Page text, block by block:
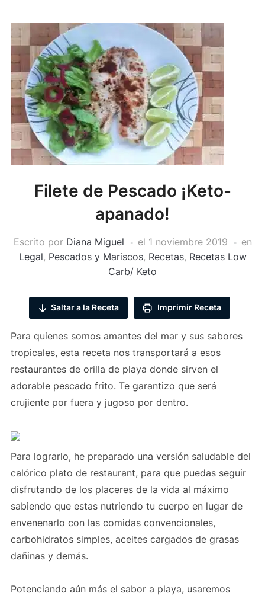
Filete de Pescado ¡Keto-
apanado!
Escrito por Diana Miguel el 1 noviembre 2019
en
Legal, Pescados y Mariscos, Recetas, Recetas Low
Carb/ Keto
Saltar a la Receta Imprimir Receta
Para quienes somos amantes del mar y sus sabores
tropicales, esta receta nos transportará a esos
restaurantes de orilla de playa donde sirven el
adorable pescado frito. Te garantizo que será
crujiente por fuera y jugoso por dentro.
Para lograrlo, he preparado una versión saludable del
calórico plato de restaurant, para que puedas seguir
disfrutando de los placeres de la vida al máximo
sabiendo que estas nutriendo tu cuerpo en lugar de
envenenarlo con las comidas convencionales,
carbohidratos simples, aceites cargados de grasas
dañinas y demás.
Potenciando aún más el sabor a playa, usaremos